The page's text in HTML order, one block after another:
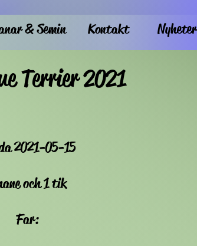
& Semin Nyheter
Kontakt
Terrier 2021
2021-05-15
och 1 tik
Far: